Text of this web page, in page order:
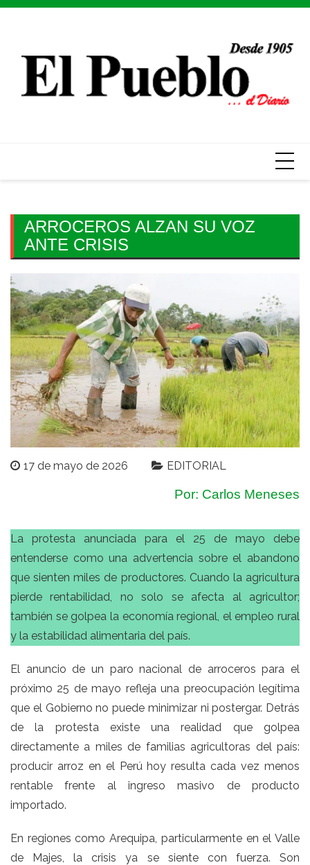
Skip
ARROCEROS ALZAN SU VOZ
ANTE CRISIS
17 de mayo de 2026 EDITORIAL
Por: Carlos Meneses
La protesta anunciada para el 25 de mayo debe
entenderse como una advertencia sobre el abandono
que sienten miles de productores. Cuando la agricultura
pierde rentabilidad, no solo se afecta al agricultor;
también se golpea la economía regional, el empleo rural
y la estabilidad alimentaria del país.
El anuncio de un paro nacional de arroceros para el
próximo 25 de mayo refleja una preocupación legítima
que el Gobierno no puede minimizar ni postergar. Detrás
de la protesta existe una realidad que golpea
directamente a miles de familias agricultoras del país:
producir arroz en el Perú hoy resulta cada vez menos
rentable frente al ingreso masivo de producto
importado.
En regiones como Arequipa, particularmente en el Valle
de Majes, la crisis ya se siente con fuerza. Son